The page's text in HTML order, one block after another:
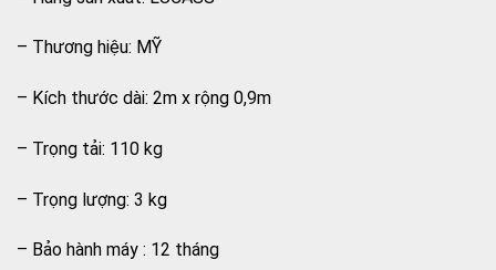
– Thương hiệu: MỸ
– Kích thước dài: 2m x rộng 0,9m
– Trọng tải: 110 kg
– Trọng lượng: 3 kg
– Bảo hành máy : 12 tháng